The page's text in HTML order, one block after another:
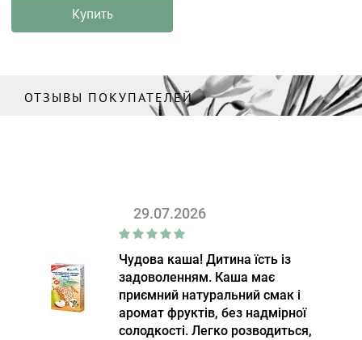
Купить
ОТЗЫВЫ ПОКУПАТЕЛЕЙ
29.07.2026
Чудова каша! Дитина їсть із
задоволенням. Каша має
приємний натуральний смак і
аромат фруктів, без надмірної
солодкості. Легко розводиться,